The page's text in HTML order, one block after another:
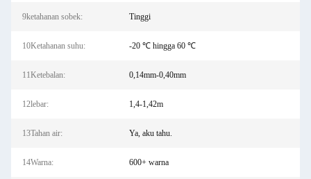
9ketahanan sobek: Tinggi
10Ketahanan suhu: -20 ℃ hingga 60 ℃
11Ketebalan: 0,14mm-0,40mm
12lebar: 1,4-1,42m
13Tahan air: Ya, aku tahu.
14Warna: 600+ warna